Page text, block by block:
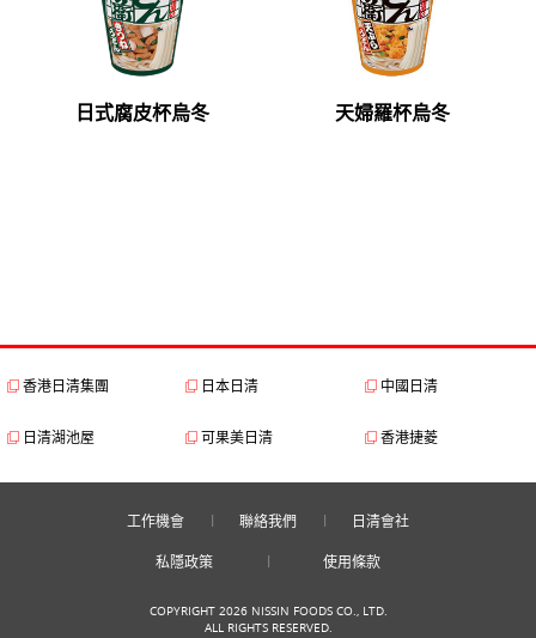
日式腐皮杯烏冬 天婦羅杯烏冬
香港日清集團 日本日清 中國日清
日清湖池屋 可果美日清 香港捷菱
工作機會 聯絡我們 日清會社
私隱政策 使用條款
COPYRIGHT 2026 NISSIN FOODS CO., LTD.
ALL RIGHTS RESERVED.